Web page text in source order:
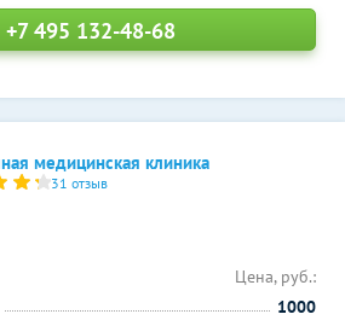
+7 495 132-48-68
медицинская клиника
31 отзыв
Цена, руб.:
1000